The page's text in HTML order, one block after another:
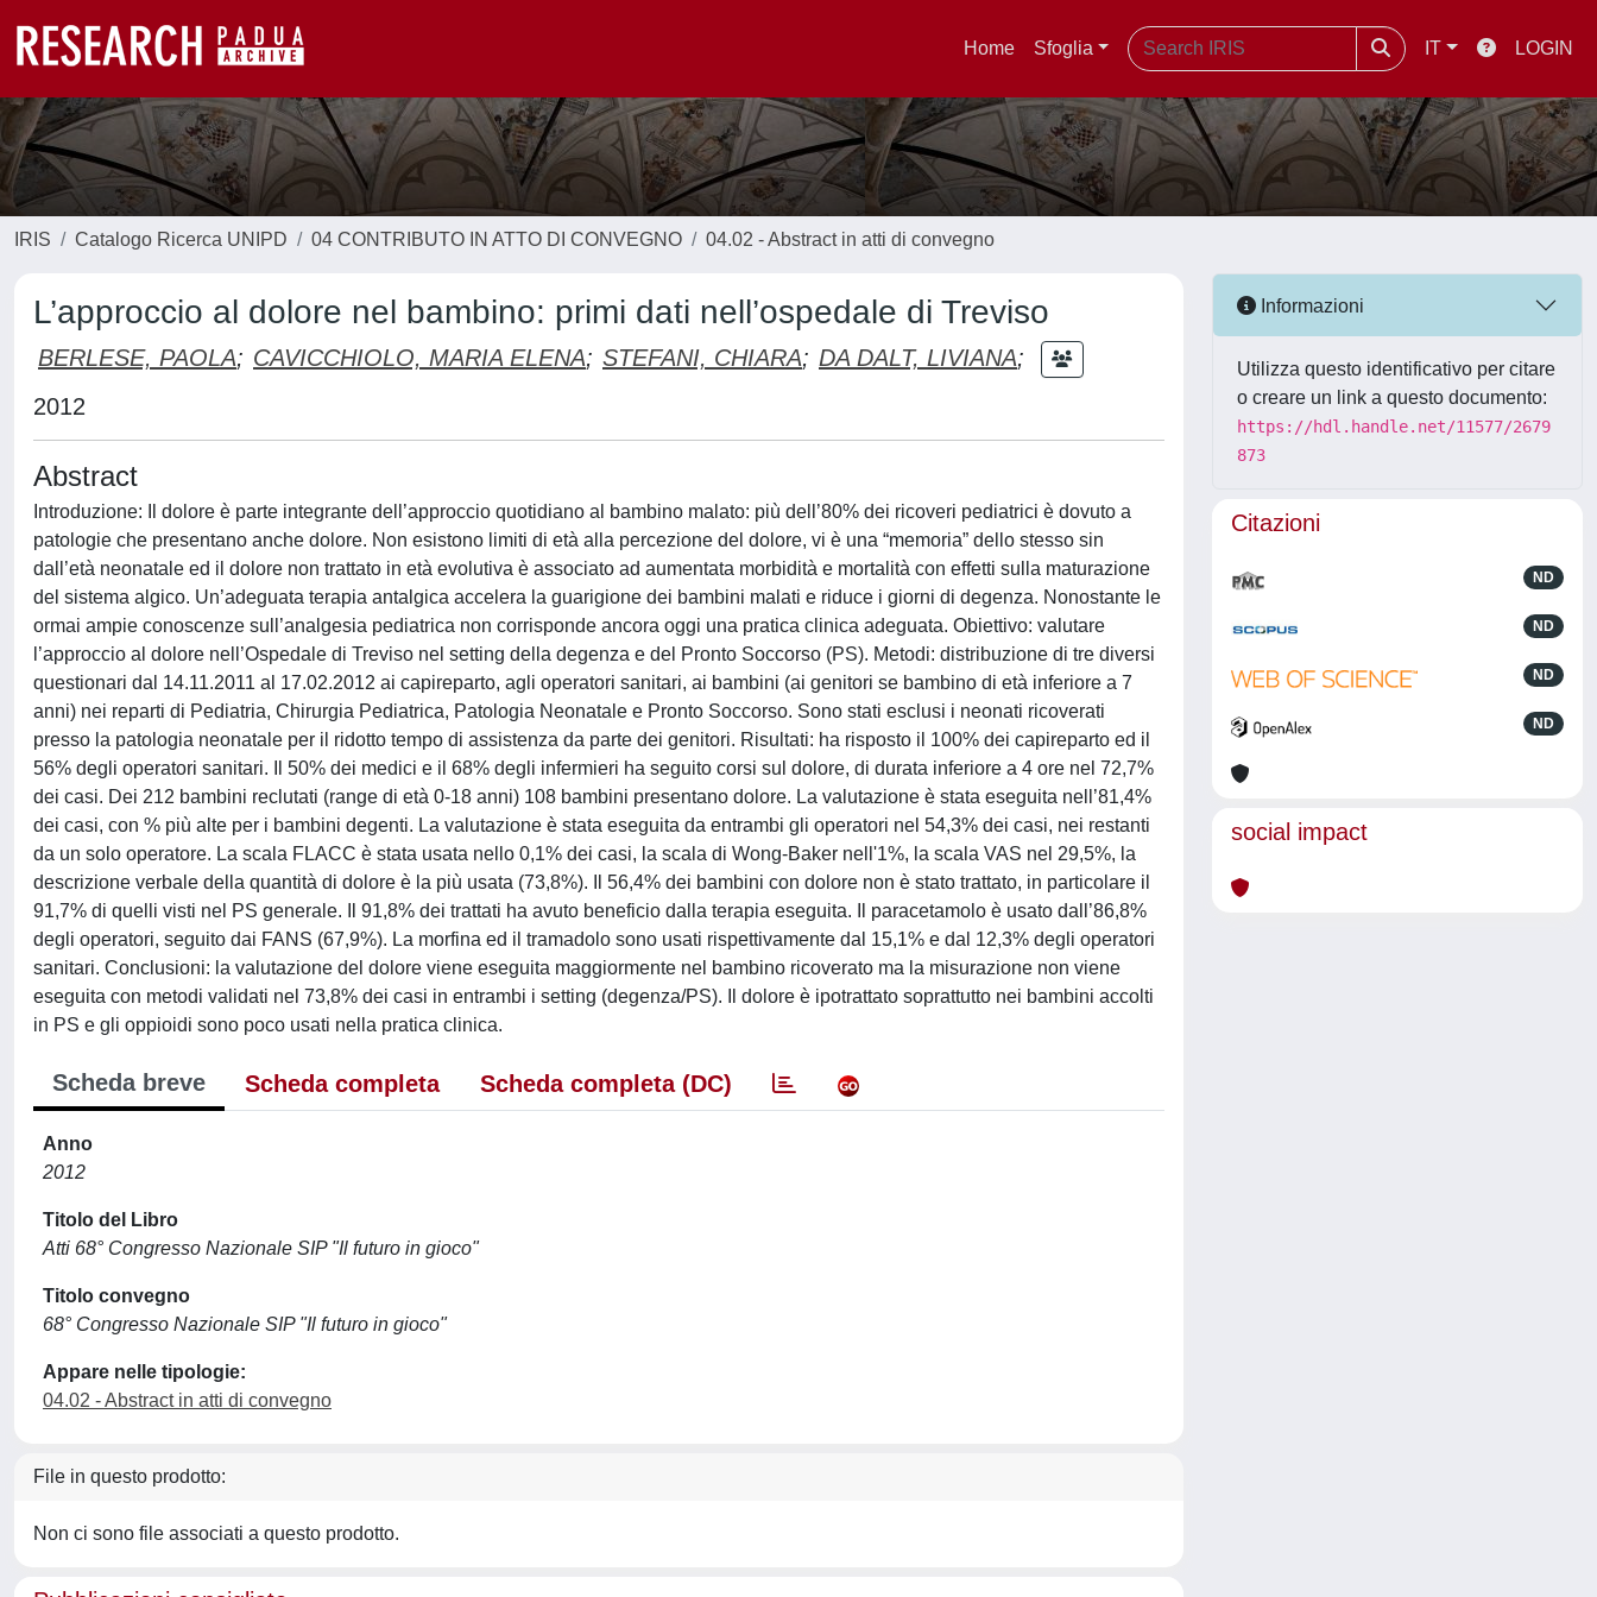
Home Sfoglia IT LOGIN
IRIS Catalogo Ricerca UNIPD 04 CONTRIBUTO IN ATTO DI CONVEGNO 04.02 - Abstract in atti di convegno
L’approccio al dolore nel bambino: primi dati nell’ospedale di Treviso
BERLESE, PAOLA; CAVICCHIOLO, MARIA ELENA; STEFANI, CHIARA; DA DALT, LIVIANA;
2012
Abstract
Introduzione: Il dolore è parte integrante dell’approccio quotidiano al bambino malato: più dell’80% dei ricoveri pediatrici è dovuto a
patologie che presentano anche dolore. Non esistono limiti di età alla percezione del dolore, vi è una “memoria” dello stesso sin
dall’età neonatale ed il dolore non trattato in età evolutiva è associato ad aumentata morbidità e mortalità con effetti sulla maturazione
del sistema algico. Un’adeguata terapia antalgica accelera la guarigione dei bambini malati e riduce i giorni di degenza. Nonostante le
ormai ampie conoscenze sull’analgesia pediatrica non corrisponde ancora oggi una pratica clinica adeguata. Obiettivo: valutare
l’approccio al dolore nell’Ospedale di Treviso nel setting della degenza e del Pronto Soccorso (PS). Metodi: distribuzione di tre diversi
questionari dal 14.11.2011 al 17.02.2012 ai capireparto, agli operatori sanitari, ai bambini (ai genitori se bambino di età inferiore a 7
anni) nei reparti di Pediatria, Chirurgia Pediatrica, Patologia Neonatale e Pronto Soccorso. Sono stati esclusi i neonati ricoverati
presso la patologia neonatale per il ridotto tempo di assistenza da parte dei genitori. Risultati: ha risposto il 100% dei capireparto ed il
56% degli operatori sanitari. Il 50% dei medici e il 68% degli infermieri ha seguito corsi sul dolore, di durata inferiore a 4 ore nel 72,7%
dei casi. Dei 212 bambini reclutati (range di età 0-18 anni) 108 bambini presentano dolore. La valutazione è stata eseguita nell’81,4%
dei casi, con % più alte per i bambini degenti. La valutazione è stata eseguita da entrambi gli operatori nel 54,3% dei casi, nei restanti
da un solo operatore. La scala FLACC è stata usata nello 0,1% dei casi, la scala di Wong-Baker nell'1%, la scala VAS nel 29,5%, la
descrizione verbale della quantità di dolore è la più usata (73,8%). Il 56,4% dei bambini con dolore non è stato trattato, in particolare il
91,7% di quelli visti nel PS generale. Il 91,8% dei trattati ha avuto beneficio dalla terapia eseguita. Il paracetamolo è usato dall’86,8%
degli operatori, seguito dai FANS (67,9%). La morfina ed il tramadolo sono usati rispettivamente dal 15,1% e dal 12,3% degli operatori
sanitari. Conclusioni: la valutazione del dolore viene eseguita maggiormente nel bambino ricoverato ma la misurazione non viene
eseguita con metodi validati nel 73,8% dei casi in entrambi i setting (degenza/PS). Il dolore è ipotrattato soprattutto nei bambini accolti
in PS e gli oppioidi sono poco usati nella pratica clinica.
Scheda breve Scheda completa Scheda completa (DC)
Anno
2012
Titolo del Libro
Atti 68° Congresso Nazionale SIP "Il futuro in gioco"
Titolo convegno
68° Congresso Nazionale SIP "Il futuro in gioco"
Appare nelle tipologie:
04.02 - Abstract in atti di convegno
File in questo prodotto:
Non ci sono file associati a questo prodotto.
Informazioni
Utilizza questo identificativo per citare
o creare un link a questo documento:
https://hdl.handle.net/11577/2679
873
Citazioni
ND
ND
ND
ND
social impact